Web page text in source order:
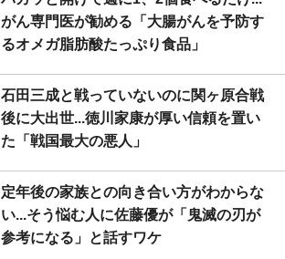
がん専門医が勧める「大腸がんを予防す
るオメガ脂肪酸たっぷり食品」
石田三成と戦っていないのに関ヶ原合戦
後に大出世...徳川家康が厚い信頼を置い
た「戦国最大の悪人」
定年後の家族との向き合い方がわからな
い...そう悩む人に佐藤優が「鬼滅の刃が
参考になる」と話すワケ